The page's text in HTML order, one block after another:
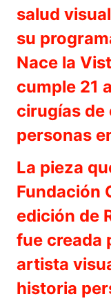
salud
su
Nace la
cumple 21
cirugías de
personas
La pieza
Fundación
edición de
fue creada
artista
historia